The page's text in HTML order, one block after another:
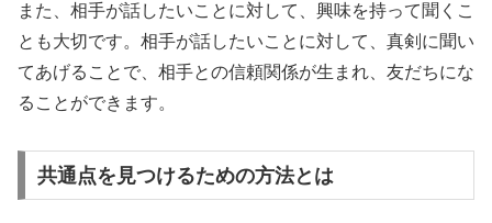
また、相手が話したいことに対して、興味を持って聞くこ
とも大切です。相手が話したいことに対して、真剣に聞い
てあげることで、相手との信頼関係が生まれ、友だちにな
ることができます。
共通点を見つけるための方法とは